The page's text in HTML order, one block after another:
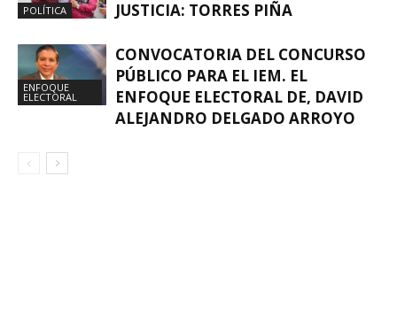
POLÍTICA
JUSTICIA: TORRES PIÑA
ENFOQUE
ELECTORAL
CONVOCATORIA DEL CONCURSO
PÚBLICO PARA EL IEM. EL
ENFOQUE ELECTORAL DE, DAVID
ALEJANDRO DELGADO ARROYO